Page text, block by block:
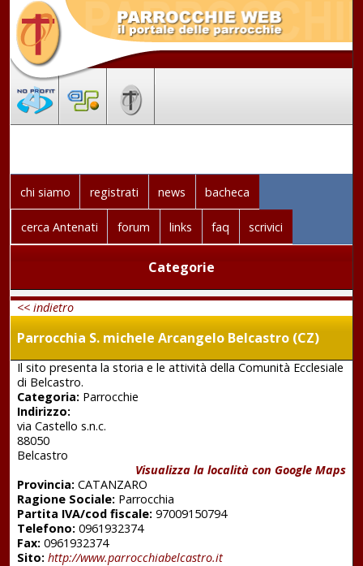
chi siamo registrati news bacheca
cerca Antenati forum links faq scrivici
Categorie
<< indietro
Parrocchia S. michele Arcangelo Belcastro (CZ)
Il sito presenta la storia e le attività della Comunità Ecclesiale
di Belcastro.
Categoria:Parrocchie
Indirizzo:
via Castello s.n.c.
88050
Belcastro
Visualizza la località con Google Maps
Provincia:CATANZARO
Ragione Sociale:Parrocchia
Partita IVA/cod fiscale:97009150794
Telefono:0961932374
Fax:0961932374
Sito: http://www.parrocchiabelcastro.it